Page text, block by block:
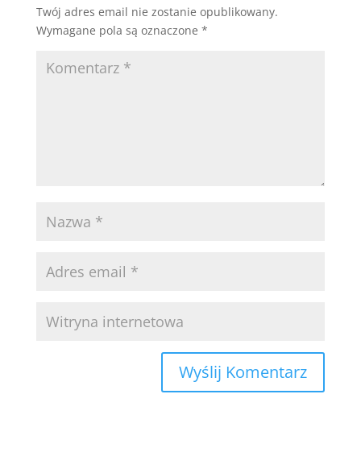
Twój adres email nie zostanie opublikowany.
Wymagane pola są oznaczone *